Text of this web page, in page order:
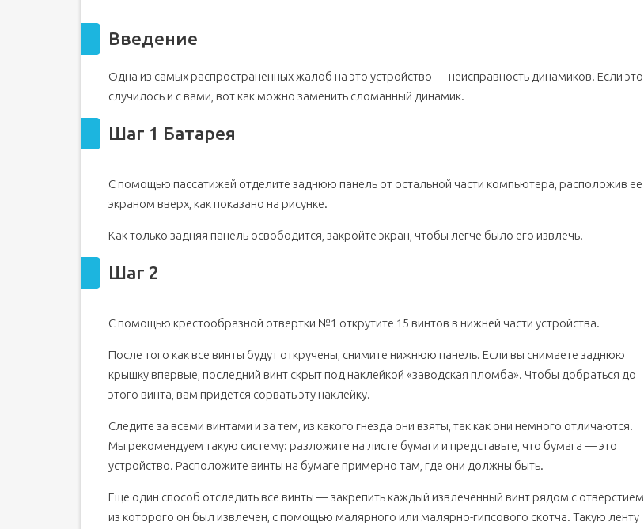
Шаг 2
Шаг 4 Жесткий диск
Шаг 5
Введение
Одна из самых распространенных жалоб на это устройство — неисправность динамиков. Если это
случилось и с вами, вот как можно заменить сломанный динамик.
Шаг 1 Батарея
С помощью пассатижей отделите заднюю панель от остальной части компьютера, расположив ее
экраном вверх, как показано на рисунке.
Как только задняя панель освободится, закройте экран, чтобы легче было его извлечь.
Шаг 2
С помощью крестообразной отвертки №1 открутите 15 винтов в нижней части устройства.
После того как все винты будут откручены, снимите нижнюю панель. Если вы снимаете заднюю
крышку впервые, последний винт скрыт под наклейкой «заводская пломба». Чтобы добраться до
этого винта, вам придется сорвать эту наклейку.
Следите за всеми винтами и за тем, из какого гнезда они взяты, так как они немного отличаются.
Мы рекомендуем такую систему: разложите на листе бумаги и представьте, что бумага — это
устройство. Расположите винты на бумаге примерно там, где они должны быть.
Еще один способ отследить все винты — закрепить каждый извлеченный винт рядом с отверстием,
из которого он был извлечен, с помощью малярного или малярно-гипсового скотча. Такую ленту